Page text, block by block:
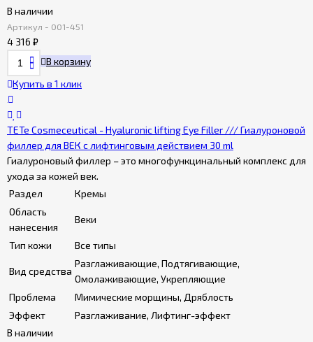
В наличии
Артикул - 001-451
4 316 ₽
В корзину
Купить в 1 клик
TETe Cosmeceutical - Hyaluronic lifting Eye Filler /// Гиалуроновой
филлер для ВЕК с лифтинговым действием 30 ml
Гиалуроновый филлер – это многофункцинальный комплекс для
ухода за кожей век.
Раздел
Кремы
Область
нанесения
Веки
Тип кожи Все типы
Вид средства
Разглаживающие, Подтягивающие,
Омолаживающие, Укрепляющие
Проблема
Мимические морщины, Дряблость
Эффект
Разглаживание, Лифтинг-эффект
В наличии